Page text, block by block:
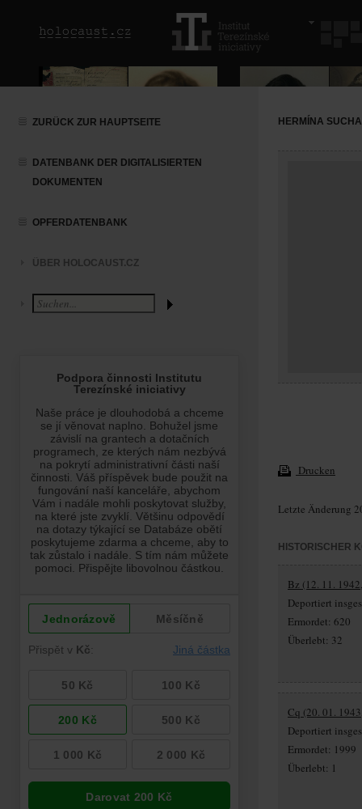
ZURÜCK ZUR HAUPTSEITE
DATENBANK DER DIGITALISIERTEN
DOKUMENTEN
OPFERDATENBANK
ÜBER HOLOCAUST.CZ
HERMÍNA
Drucken
Letzte Änderung
HISTORISCHER
Bz (12. 11.
Deportiert
Ermordet: 620
Überlebt: 32
Cq (20. 01.
Deportiert
Ermordet: 1999
Überlebt: 1